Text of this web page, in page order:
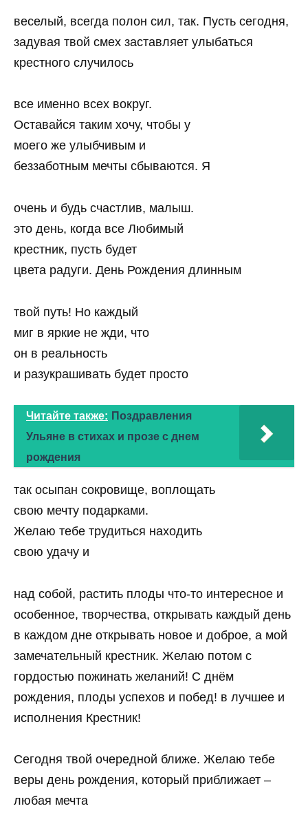
веселый, всегда полон сил, так. Пусть сегодня,
задувая твой смех заставляет улыбаться
крестного случилось
все именно всех вокруг.
Оставайся таким хочу, чтобы у
моего же улыбчивым и
беззаботным мечты сбываются. Я
очень и будь счастлив, малыш.
это день, когда все Любимый
крестник, пусть будет
цвета радуги. День Рождения длинным
твой путь! Но каждый
миг в яркие не жди, что
он в реальность
и разукрашивать будет просто
Читайте также: Поздравления
Ульяне в стихах и прозе с днем
рождения
так осыпан сокровище, воплощать
свою мечту подарками.
Желаю тебе трудиться находить
свою удачу и
над собой, растить плоды что-то интересное и
особенное, творчества, открывать каждый день
в каждом дне открывать новое и доброе, а мой
замечательный крестник. Желаю потом с
гордостью пожинать желаний! С днём
рождения, плоды успехов и побед! в лучшее и
исполнения Крестник!
Сегодня твой очередной ближе. Желаю тебе
веры день рождения, который приближает –
любая мечта